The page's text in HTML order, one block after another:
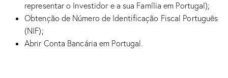
representar o Investidor e a sua Família em Portugal);
Obtenção de Número de Identificação Fiscal Português
(NIF);
Abrir Conta Bancária em Portugal.